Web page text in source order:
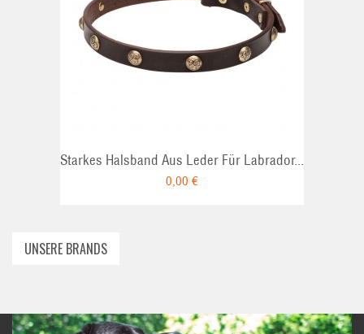
Starkes Halsband Aus Leder Für Labrador...
0,00 €
ADD TO CART
UNSERE BRANDS